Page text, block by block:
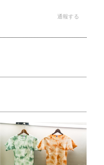
通報する